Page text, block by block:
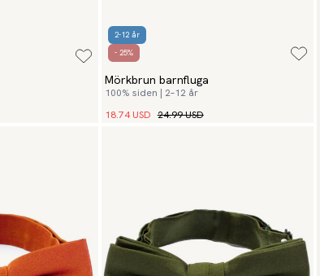
2-12 år
- 25%
Mörkbrun barnfluga
100% siden | 2–12 år
18.74 USD 24.99 USD